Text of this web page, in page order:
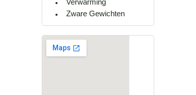
Verwarming
Zware Gewichten